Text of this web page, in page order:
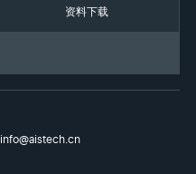
资料下载
info@aistech.cn